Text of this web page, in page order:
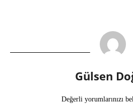
Gülsen
Değerli yorumlarınızı